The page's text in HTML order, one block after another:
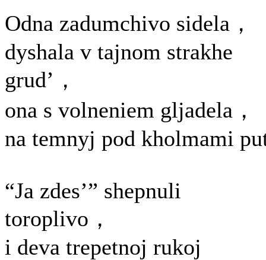
Odna zadumchivo sidela，
dyshala v tajnom strakhe
grud’，
ona s volneniem gljadela，
na temnyj pod kholmami
“Ja zdes’” shepnuli
toroplivo，
i deva trepetnoj rukoj